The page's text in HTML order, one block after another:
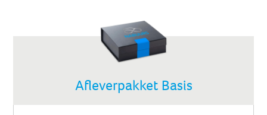
Afleverpakket Basis